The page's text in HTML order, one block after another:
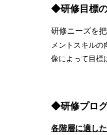
◆研修目標
研修ニーズを
メントスキル
像によって目標
◆研修プロ
各階層に適し